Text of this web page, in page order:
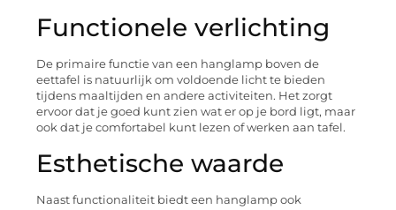
Functionele verlichting
De primaire functie van een hanglamp boven de
eettafel is natuurlijk om voldoende licht te bieden
tijdens maaltijden en andere activiteiten. Het zorgt
ervoor dat je goed kunt zien wat er op je bord ligt, maar
ook dat je comfortabel kunt lezen of werken aan tafel.
Esthetische waarde
Naast functionaliteit biedt een hanglamp ook